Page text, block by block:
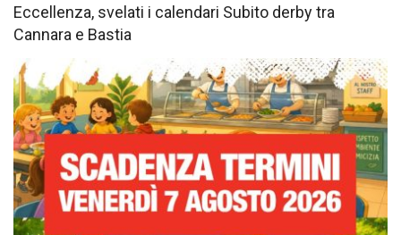
Eccellenza, svelati i calendari Subito derby tra
Cannara e Bastia